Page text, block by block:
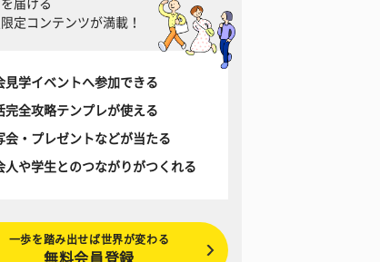
届ける
定コンテンツが満載！
見学イベントへ参加できる
完全攻略テンプレが使える
会・プレゼントなどが当たる
人や学生とのつながりがつくれる
一歩を踏み出せば世界が変わる
無料会員登録